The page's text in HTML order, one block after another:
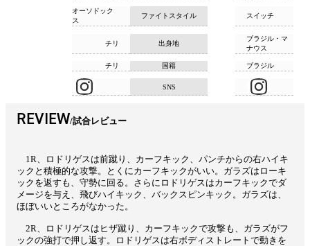
ファイトスタイル
オーソドック
ス
スイッチ
出身地
チリ
ブラジル・マ
ナウス
国籍
チリ ブラジル
SNS
REVIEW 試合レビュー
1R、ロドリゲスは前蹴り、カーフキック、パンチからの右ハイキ
ックと積極的な攻撃。とくにカーフキックがいい。ガラズはローキ
ックを返すも、守勢に回る。さらにロドリゲスはカーフキックでダ
メージを与え、飛びハイキック、バックスピンキック。ガラズは、
ほぼいいところがなかった。
2R、ロドリゲスはヒザ蹴り、カーフキックで攻撃も、ガラズがフ
ックの強打で押し返す。ロドリゲスは右ボディストレートで動きを